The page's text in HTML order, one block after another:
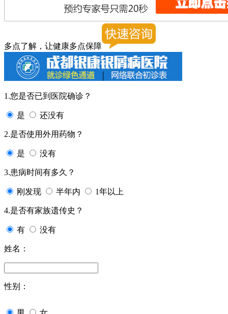
多点了解，让健康多点保障
1.您是否已到医院确诊？
是 还没有
2.是否使用外用药物？
是 没有
3.患病时间有多久？
刚发现 半年内 1年以上
4.是否有家族遗传史？
有 没有
姓名：
性别：